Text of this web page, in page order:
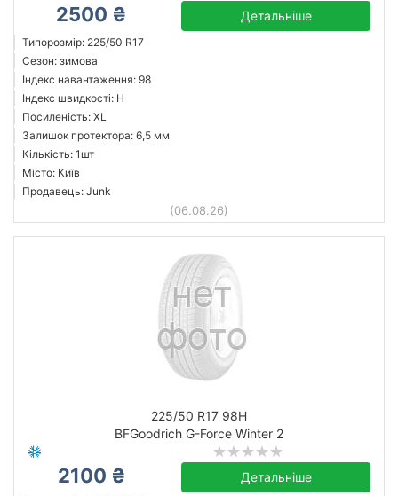
2500 ₴ Детальніше
Типорозмір: 225/50 R17
Сезон: зимова
Індекс навантаження: 98
Індекс швидкості: H
Посиленість: XL
Залишок протектора: 6,5 мм
Кількість: 1шт
Місто: Київ
Продавець: Junk
(06.08.26)
225/50 R17 98H
BFGoodrich G-Force Winter 2
2100 ₴ Детальніше